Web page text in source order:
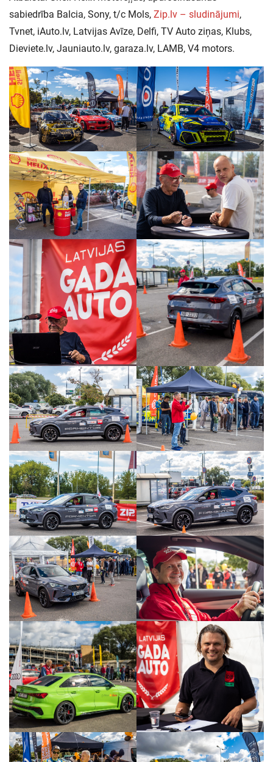
sabiedrība Balcia, Sony, t/c Mols, Zip.lv – sludinājumi,
Tvnet, iAuto.lv, Latvijas Avīze, Delfi, TV Auto ziņas, Klubs,
Dieviete.lv, Jauniauto.lv, garaza.lv, LAMB, V4 motors.